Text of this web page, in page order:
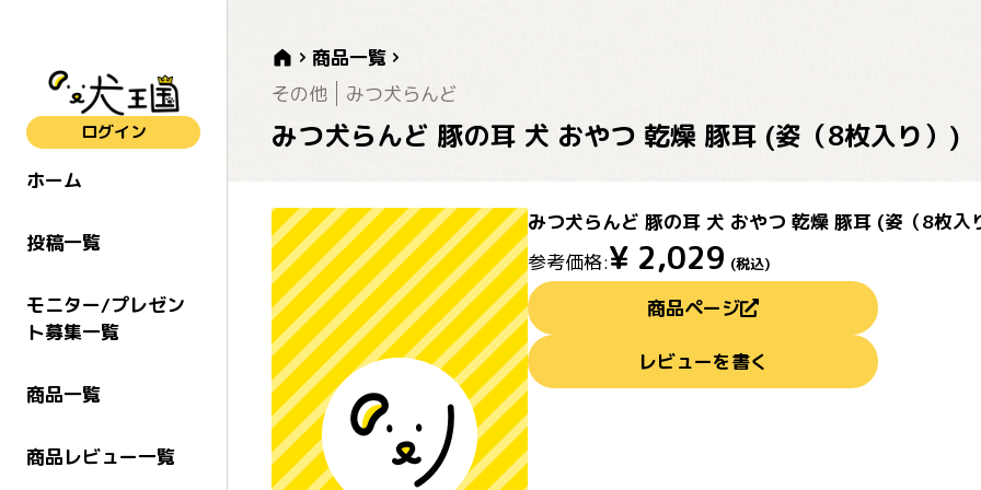
ログイン
ホーム
投稿一覧
モニター/プレゼン
ト募集一覧
商品一覧
商品レビュー一覧
商品一覧
その他
みつ犬らんど
みつ犬らんど 豚の耳 犬 おやつ 乾燥 豚耳 (姿（8枚入り）)
みつ犬らんど 豚の耳 犬 おやつ 乾燥 豚耳 (姿（8枚入
参考価格:¥ 2,029 (税込)
商品ページ
レビューを書く